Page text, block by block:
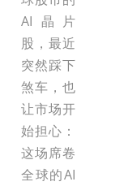
AI晶片
股，最近
突然踩下
煞车，也
让市场开
始担心：
这场席卷
全球的AI